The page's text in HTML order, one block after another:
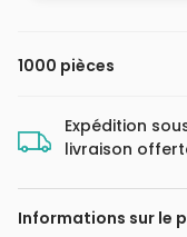
1000 pièces
Expédition
livraison
Informations sur le